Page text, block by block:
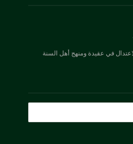
في عقيدة ومنهج أهل السنة